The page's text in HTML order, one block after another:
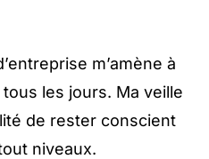
m’amène à
les jours. Ma veille
de rester conscient
niveaux.